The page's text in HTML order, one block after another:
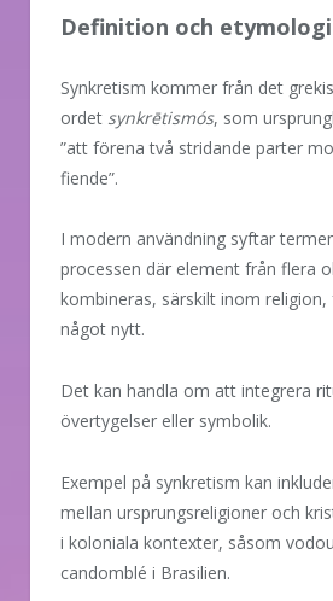
Definition och etymologi
Synkretism kommer från det
ordet synkrētismós, som
”att förena två stridande parter
fiende”.
I modern användning syftar
processen där element från flera
kombineras, särskilt inom
något nytt.
Det kan handla om att integrera
övertygelser eller symbolik.
Exempel på synkretism kan
mellan ursprungsreligioner och
i koloniala kontexter, såsom
candomblé i Brasilien.